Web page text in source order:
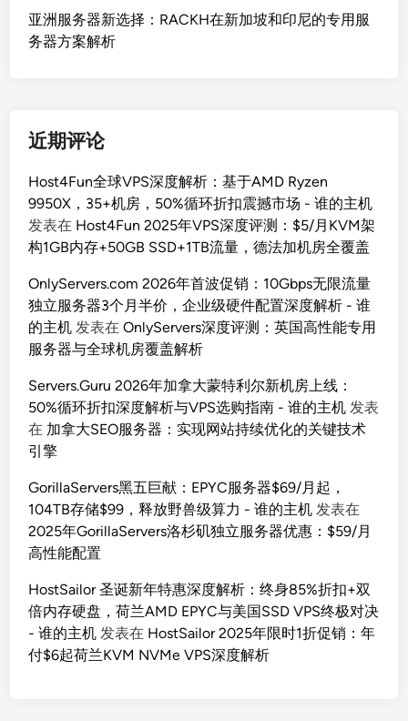
亚洲服务器新选择：RACKH在新加坡和印尼的专用服
务器方案解析
近期评论
Host4Fun全球VPS深度解析：基于AMD Ryzen
9950X，35+机房，50%循环折扣震撼市场 - 谁的主机
发表在 Host4Fun 2025年VPS深度评测：$5/月KVM架
构1GB内存+50GB SSD+1TB流量，德法加机房全覆盖
OnlyServers.com 2026年首波促销：10Gbps无限流量
独立服务器3个月半价，企业级硬件配置深度解析 - 谁
的主机 发表在OnlyServers深度评测：英国高性能专用
服务器与全球机房覆盖解析
Servers.Guru 2026年加拿大蒙特利尔新机房上线：
50%循环折扣深度解析与VPS选购指南 - 谁的主机 发表
在 加拿大SEO服务器：实现网站持续优化的关键技术
引擎
GorillaServers黑五巨献：EPYC服务器$69/月起，
104TB存储$99，释放野兽级算力 - 谁的主机 发表在
2025年GorillaServers洛杉矶独立服务器优惠：$59/月
高性能配置
HostSailor 圣诞新年特惠深度解析：终身85%折扣+双
倍内存硬盘，荷兰AMD EPYC与美国SSD VPS终极对决
- 谁的主机 发表在 HostSailor 2025年限时1折促销：年
付$6起荷兰KVM NVMe VPS深度解析